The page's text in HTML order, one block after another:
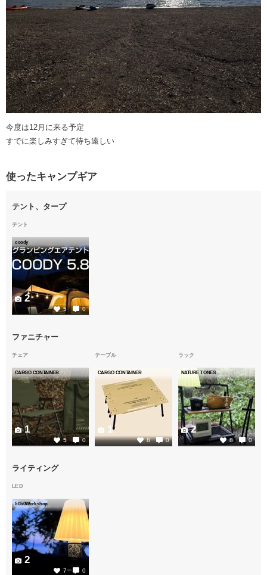
今度は12月に来る予定
すでに楽しみすぎて待ち遠しい
使ったキャンプギア
テント、タープ
テント
coody
5 0
2
ファニチャー
チェア
CARGO CONTAINER
5 0
1
テーブル
CARGO CONTAINER
8 0
1
ラック
NATURE TONES
8 0
2
ライティング
LED
5050Workshop
7 0
2